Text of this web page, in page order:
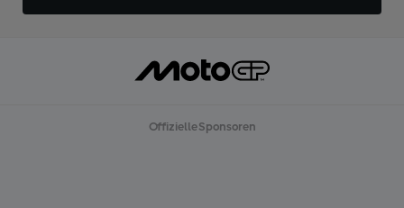
Offizielle Sponsoren